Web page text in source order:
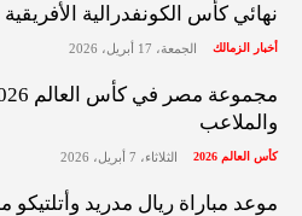
نهائي كأس الكونفدرالية الأفريقية
أخبار الزمالك الجمعة، 17 أبريل، 2026
والملاعب
كأس العالم 2026 الثلاثاء، 7 أبريل، 2026
موعد مباراة ريال مدريد وأتلتيكو